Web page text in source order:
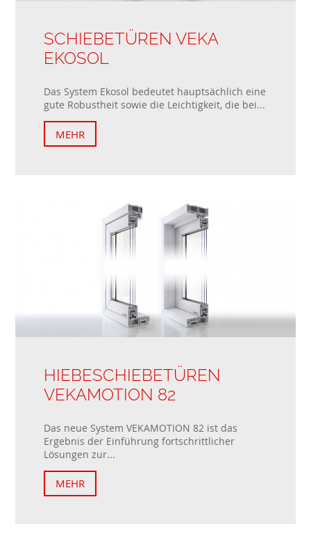
SCHIEBETÜREN VEKA
EKOSOL
Das System Ekosol bedeutet hauptsächlich eine
gute Robustheit sowie die Leichtigkeit, die bei...
MEHR
HIEBESCHIEBETÜREN
VEKAMOTION 82
Das neue System VEKAMOTION 82 ist das
Ergebnis der Einführung fortschrittlicher
Lösungen zur...
MEHR